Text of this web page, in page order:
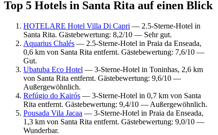
Top 5 Hotels in Santa Rita auf einen Blick
HOTELARE Hotel Villa Di Capri — 2.5-Sterne-Hotel in
Santa Rita. Gästebewertung: 8,2/10 — Sehr gut.
Aquarius Chalés — 2.5-Sterne-Hotel in Praia da Enseada,
0,6 km von Santa Rita entfernt. Gästebewertung: 7,6/10 —
Gut.
Ubatuba Eco Hotel — 3-Sterne-Hotel in Toninhas, 2,6 km
von Santa Rita entfernt. Gästebewertung: 9,6/10 —
Außergewöhnlich.
Refúgio do Kairós — 3-Sterne-Hotel in 0,7 km von Santa
Rita entfernt. Gästebewertung: 9,4/10 — Außergewöhnlich.
Pousada Vila Jacaa — 3-Sterne-Hotel in Praia da Enseada,
1,3 km von Santa Rita entfernt. Gästebewertung: 9,0/10 —
Wunderbar.